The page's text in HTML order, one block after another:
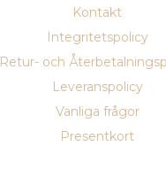
Kontakt
Integritetspolicy
Retur- och
Leveranspolicy
Vanliga frågor
Presentkort